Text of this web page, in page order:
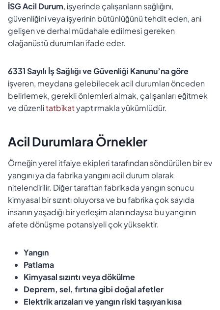
İSG Acil Durum, işyerinde çalışanların sağlığını,
güvenliğini veya işyerinin bütünlüğünü tehdit eden, ani
gelişen ve derhal müdahale edilmesi gereken
olağanüstü durumları ifade eder.
6331 Sayılı İş Sağlığı ve Güvenliği Kanunu’na göre
işveren, meydana gelebilecek acil durumları önceden
belirlemek, gerekli önlemleri almak, çalışanları eğitmek
ve düzenlitatbikatyaptırmakla yükümlüdür.
Acil Durumlara Örnekler
Örneğin yerel itfaiye ekipleri tarafından söndürülen bir ev
yangını ya da fabrika yangını acil durum olarak
nitelendirilir. Diğer taraftan fabrikada yangın sonucu
kimyasal bir sızıntı oluyorsa ve bu fabrika çok sayıda
insanın yaşadığı bir yerleşim alanındaysa bu yangının
afete dönüşme potansiyeli çok yüksektir.
Yangın
Patlama
Kimyasal sızıntı veya dökülme
Deprem, sel, fırtına gibi doğal afetler
Elektrik arızaları ve yangın riski taşıyan kısa